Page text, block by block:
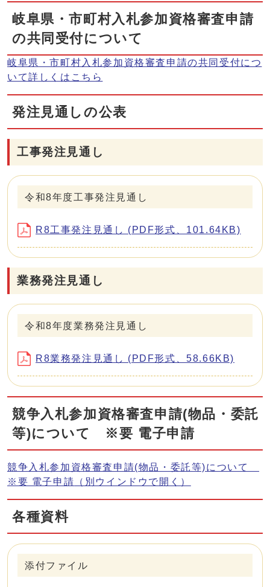
岐阜県・市町村入札参加資格審査申請
の共同受付について
岐阜県・市町村入札参加資格審査申請の共同受付につ
いて詳しくはこちら
発注見通しの公表
工事発注見通し
令和8年度工事発注見通し
R8工事発注見通し (PDF形式、101.64KB)
業務発注見通し
令和8年度業務発注見通し
R8業務発注見通し (PDF形式、58.66KB)
競争入札参加資格審査申請(物品・委託
等)について ※要 電子申請
競争入札参加資格審査申請(物品・委託等)について
※要 電子申請 （別ウインドウで開く）
各種資料
添付ファイル